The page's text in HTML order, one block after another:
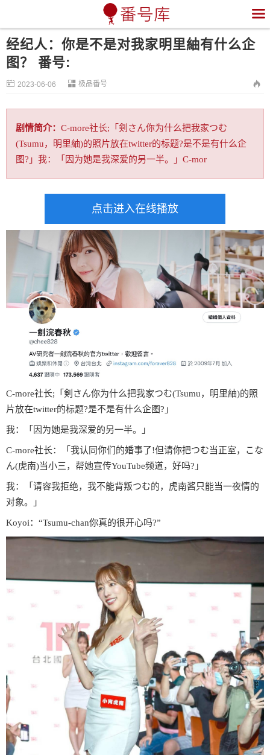

经纪人：你是不是对我家明里紬有什么企
图？ 番号:
 2023-06-06  极品番号 
剧情简介： C-more社长;「剣さん你为什么把我家つむ
(Tsumu，明里紬)的照片放在twitter的标题?是不是有什么企
图?」我：「因为她是我深爱的另一半。」C-mor
点击进入在线播放
C-more社长;「剣さん你为什么把我家つむ(Tsumu，明里紬)的照
片放在twitter的标题?是不是有什么企图?」
我：「因为她是我深爱的另一半。」
C-more社长：「我认同你们的婚事了!但请你把つむ当正室，こな
ん(虎南)当小三，帮她宣传YouTube频道，好吗?」
我：「请容我拒绝，我不能背叛つむ的，虎南酱只能当一夜情的
对象。」
Koyoi：“Tsumu-chan你真的很开心吗?”